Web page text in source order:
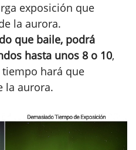
exposición que
la aurora.
que baile, podrá
hasta unos 8 o 10,
hará que
la aurora.